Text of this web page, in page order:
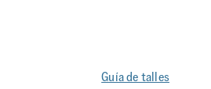
Guía de talles